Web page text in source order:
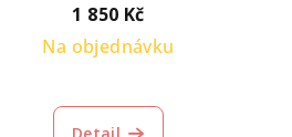
1 850 Kč
Na objednávku